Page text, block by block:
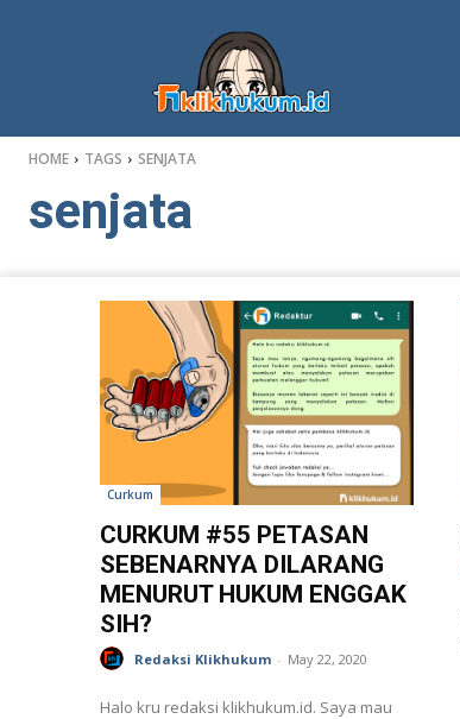
HOME TAGS SENJATA
senjata
Curkum
CURKUM #55 PETASAN
SEBENARNYA DILARANG
MENURUT HUKUM ENGGAK
SIH?
Redaksi Klikhukum - May 22, 2020
Halo kru redaksi klikhukum.id. Saya mau